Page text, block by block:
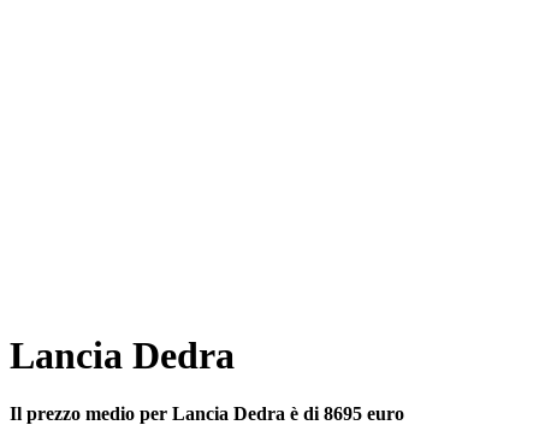
Lancia Dedra
Il prezzo medio per Lancia Dedra è di 8695 euro